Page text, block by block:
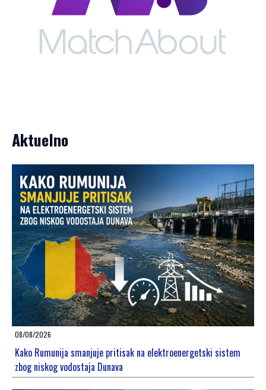
Aktuelno
08/08/2026
Kako Rumunija smanjuje pritisak na elektroenergetski sistem
zbog niskog vodostaja Dunava